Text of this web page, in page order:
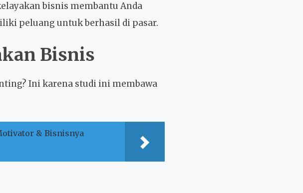
bisnis membantu Anda
peluang untuk berhasil di pasar.
Bisnis
Ini karena studi ini membawa
& Bisnisnya